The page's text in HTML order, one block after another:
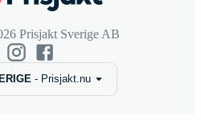
Prisjakt Sverige AB
- Prisjakt.nu